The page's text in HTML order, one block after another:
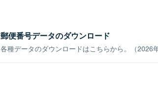
郵便番号データのダウンロード
各種データのダウンロードはこちらから。（2026